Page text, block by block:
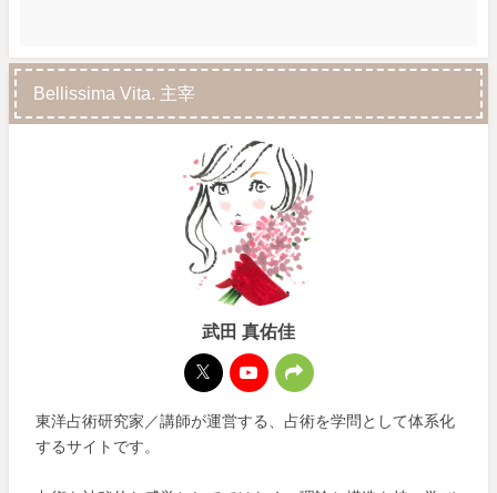
Bellissima Vita. 主宰
武田 真佑佳
東洋占術研究家／講師が運営する、占術を学問として体系化
するサイトです。